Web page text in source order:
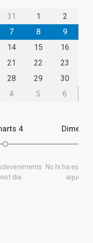
31 1
2
7 8
9
14 15
16
21 22
23
28 29
30
4 5 6
4
dia
No hi ha
aquest